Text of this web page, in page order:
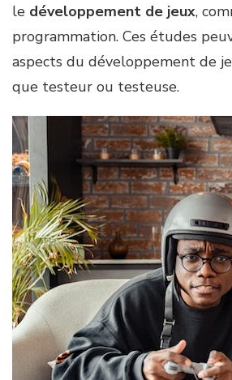
le développement de jeux,
programmation. Ces études
aspects du développement de
que testeur ou testeuse.